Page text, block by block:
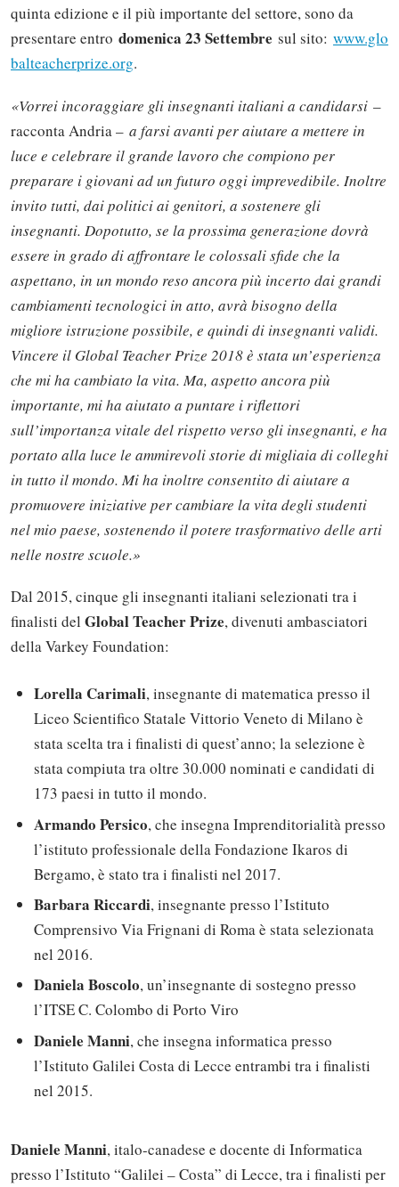
quinta edizione e il più importante del settore, sono da
presentare entro domenica 23 Settembre sul sito: www.glo
balteacherprize.org.
«Vorrei incoraggiare gli insegnanti italiani a candidarsi –
racconta Andria – a farsi avanti per aiutare a mettere in
luce e celebrare il grande lavoro che compiono per
preparare i giovani ad un futuro oggi imprevedibile. Inoltre
invito tutti, dai politici ai genitori, a sostenere gli
insegnanti. Dopotutto, se la prossima generazione dovrà
essere in grado di affrontare le colossali sfide che la
aspettano, in un mondo reso ancora più incerto dai grandi
cambiamenti tecnologici in atto, avrà bisogno della
migliore istruzione possibile, e quindi di insegnanti validi.
Vincere il Global Teacher Prize 2018 è stata un’esperienza
che mi ha cambiato la vita. Ma, aspetto ancora più
importante, mi ha aiutato a puntare i riflettori
sull’importanza vitale del rispetto verso gli insegnanti, e ha
portato alla luce le ammirevoli storie di migliaia di colleghi
in tutto il mondo. Mi ha inoltre consentito di aiutare a
promuovere iniziative per cambiare la vita degli studenti
nel mio paese, sostenendo il potere trasformativo delle arti
nelle nostre scuole.»
Dal 2015, cinque gli insegnanti italiani selezionati tra i
finalisti del Global Teacher Prize, divenuti ambasciatori
della Varkey Foundation:
Lorella Carimali, insegnante di matematica presso il
Liceo Scientifico Statale Vittorio Veneto di Milano è
stata scelta tra i finalisti di quest’anno; la selezione è
stata compiuta tra oltre 30.000 nominati e candidati di
173 paesi in tutto il mondo.
Armando Persico, che insegna Imprenditorialità presso
l’istituto professionale della Fondazione Ikaros di
Bergamo, è stato tra i finalisti nel 2017.
Barbara Riccardi, insegnante presso l’Istituto
Comprensivo Via Frignani di Roma è stata selezionata
nel 2016.
Daniela Boscolo, un’insegnante di sostegno presso
l’ITSE C. Colombo di Porto Viro
Daniele Manni, che insegna informatica presso
l’Istituto Galilei Costa di Lecce entrambi tra i finalisti
nel 2015.
Daniele Manni, italo-canadese e docente di Informatica
presso l’Istituto “Galilei – Costa” di Lecce, tra i finalisti per